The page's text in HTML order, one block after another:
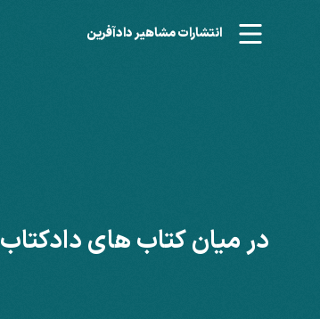
انتشارات مشاهیر دادآفرین
در میان کتاب های دادکتاب